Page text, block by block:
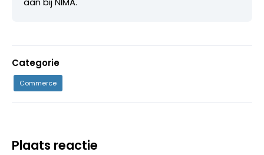
Categorie
Commerce
Plaats reactie